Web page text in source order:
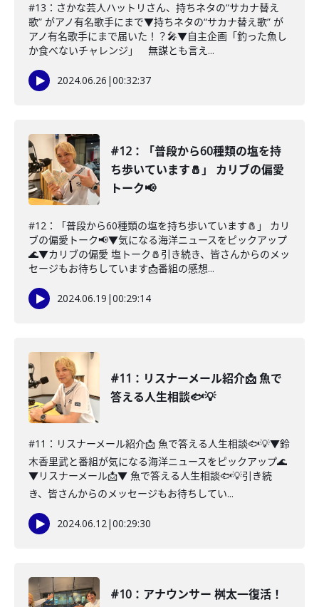
#13：さかな芸人ハットリさん、持ちネタの“サカナ替え
歌” がアノ有名歌手にまで▼持ちネタの“サカナ替え歌” が
アノ有名歌手にまで届いた！？🎤▼自主企画「釣った魚し
か食べないチャレンジ」 無謀とも言え...
2024.06.26 |00:32:37
#12：「普段から60種類の塩を持
ち歩いています🧂」 カリブの偏愛
トーク📢
#12：「普段から60種類の塩を持ち歩いています🧂」 カリ
ブの偏愛トーク📢▼気になる海洋ニュースをピックアップ
🌊▼カリブの偏愛 塩トーク🧂引き続き、皆さんからのメッ
セージもお待ちしています📩番組の感想...
2024.06.19 |00:29:14
#11：リスナーメール紹介📩 魚で
答える人生相談🐟💡
#11：リスナーメール紹介📩 魚で答える人生相談🐟💡▼鈴
木香里武と番組が気になる海洋ニュースをピックアップ🌊
▼リスナーメール📩▼ 魚で答える人生相談🐟💡引き続
き、皆さんからのメッセージもお待ちしてい...
2024.06.12|00:29:30
#10：アナウンサー 桝太一復活！